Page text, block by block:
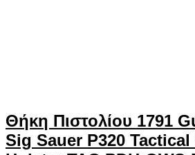
Θήκη Πιστολίου 1791
Sig Sauer P320